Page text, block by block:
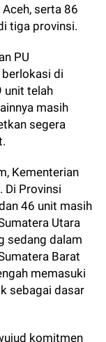
serta 86
tiga provinsi.
PU
di
unit telah
masih
segera
Kementerian
Di Provinsi
46 unit masih
Utara
sedang dalam
Barat
memasuki
sebagai dasar
komitmen